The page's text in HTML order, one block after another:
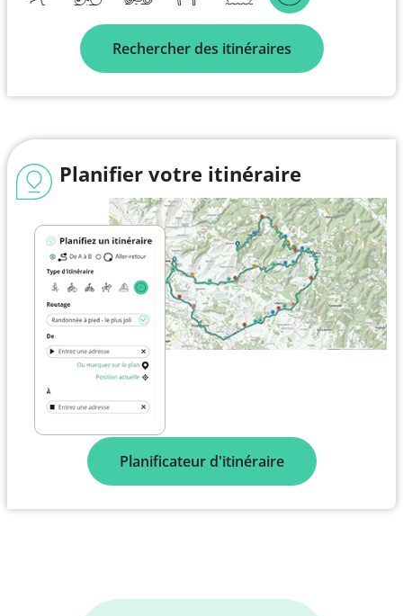
Rechercher des itinéraires
Planifier votre itinéraire
Planificateur d'itinéraire